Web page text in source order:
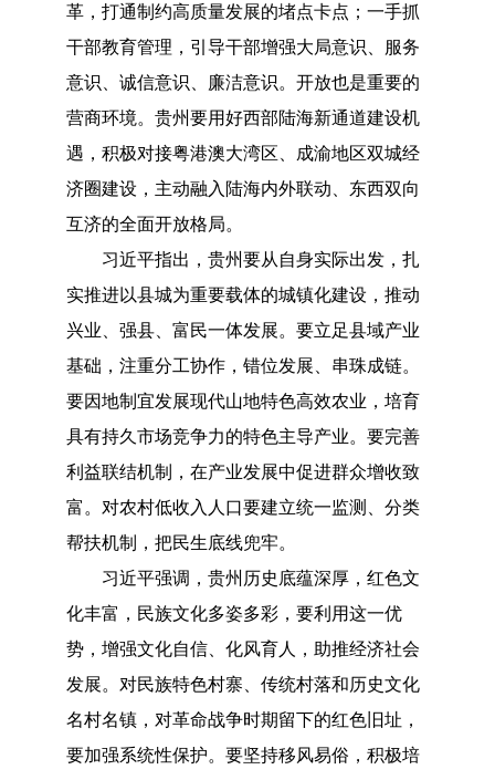
革，打通制约高质量发展的堵点卡点；一手抓
干部教育管理，引导干部增强大局意识、服务
意识、诚信意识、廉洁意识。开放也是重要的
营商环境。贵州要用好西部陆海新通道建设机
遇，积极对接粤港澳大湾区、成渝地区双城经
济圈建设，主动融入陆海内外联动、东西双向
互济的全面开放格局。
习近平指出，贵州要从自身实际出发，扎
实推进以县城为重要载体的城镇化建设，推动
兴业、强县、富民一体发展。要立足县域产业
基础，注重分工协作，错位发展、串珠成链。
要因地制宜发展现代山地特色高效农业，培育
具有持久市场竞争力的特色主导产业。要完善
利益联结机制，在产业发展中促进群众增收致
富。对农村低收入人口要建立统一监测、分类
帮扶机制，把民生底线兜牢。
习近平强调，贵州历史底蕴深厚，红色文
化丰富，民族文化多姿多彩，要利用这一优
势，增强文化自信、化风育人，助推经济社会
发展。对民族特色村寨、传统村落和历史文化
名村名镇，对革命战争时期留下的红色旧址，
要加强系统性保护。要坚持移风易俗，积极培